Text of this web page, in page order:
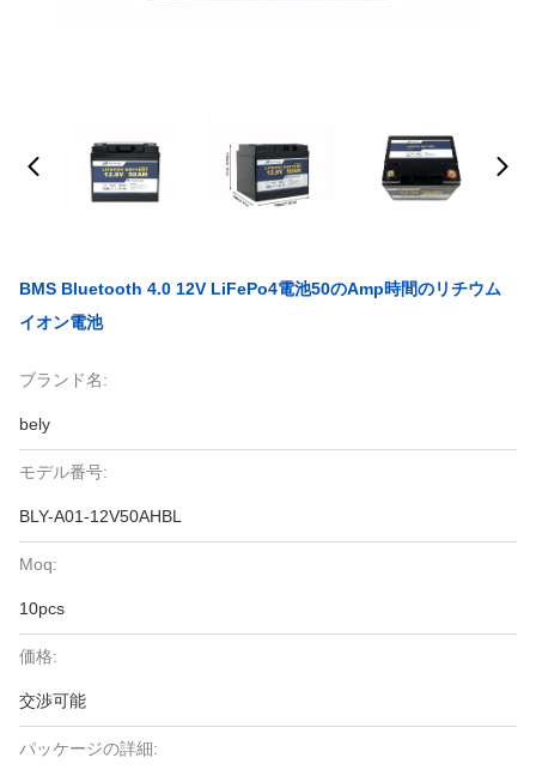
BMS Bluetooth 4.0 12V LiFePo4電池50のAmp時間のリチウム
イオン電池
ブランド名:
bely
モデル番号:
BLY-A01-12V50AHBL
Moq:
10pcs
価格:
交渉可能
パッケージの詳細: